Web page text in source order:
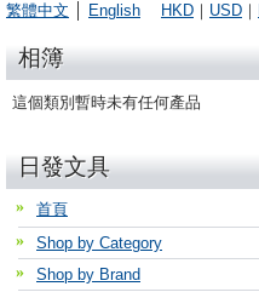
繁體中文
English HKD ｜ USD ｜
相簿
這個類別暫時未有任何產品
日發文具
首頁
Shop by Category
Shop by Brand